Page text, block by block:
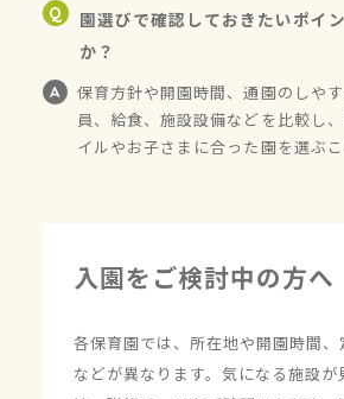
園選びで確認しておきたいポイ
か？
保育方針や開園時間、通園のしや
員、給食、施設設備などを比較し
イルやお子さまに合った園を選ぶこ
入園をご検討中の方へ
各保育園では、所在地や開園時間
などが異なります。気になる施設が